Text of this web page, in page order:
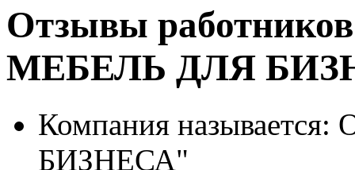
Отзывы
МЕБЕЛЬ ДЛЯ
Компания называется:
БИЗНЕСА"